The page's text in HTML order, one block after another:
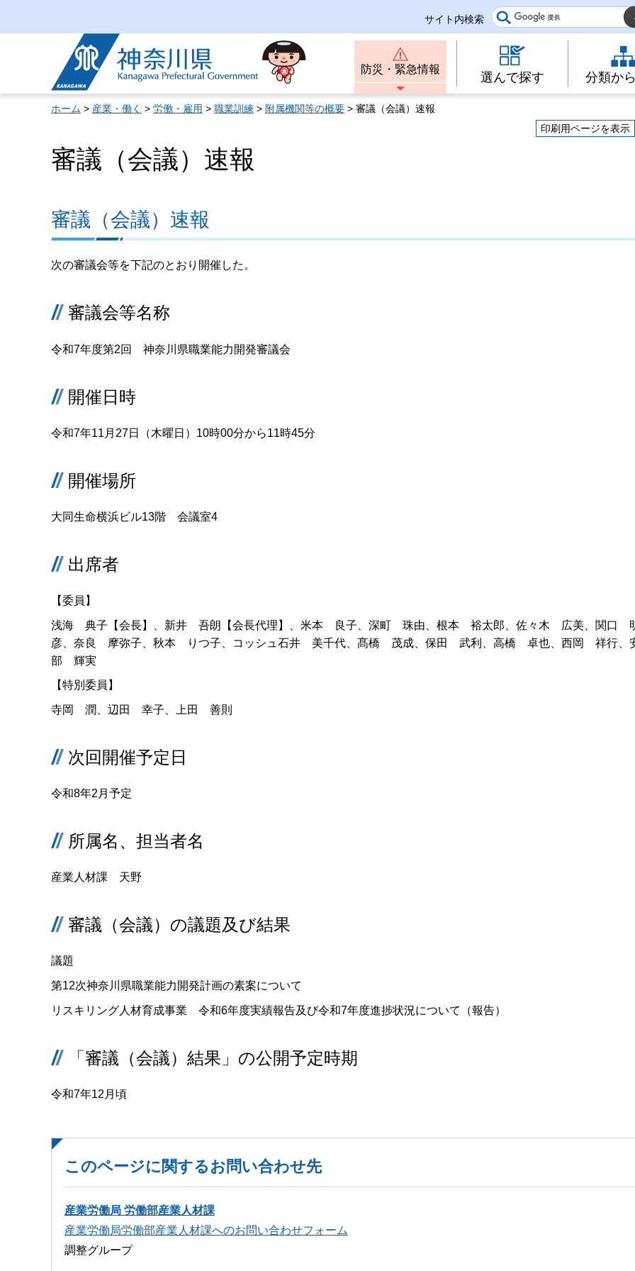
サイト内検索
神奈川県
防災・緊急情報
選んで探す 分類か
ホーム > 産業・働く > 労働・雇用 > 職業訓練 > 附属機関等の概要 > 審議（会議）速報
印刷用ページを表示
審議（会議）速報
審議（会議）速報
次の審議会等を下記のとおり開催した。
審議会等名称
令和7年度第2回 神奈川県職業能力開発審議会
開催日時
令和7年11月27日（木曜日）10時00分から11時45分
開催場所
大同生命横浜ビル13階 会議室4
出席者
【委員】
浅海 典子【会長】、新井 吾朗【会長代理】、米本 良子、深町 珠由、根本 裕太郎、佐々木 広美、関口
彦、奈良 摩弥子、秋本 りつ子、コッシュ石井 美千代、髙橋 茂成、保田 武利、高橋 卓也、西岡 祥行、
部 輝実
【特別委員】
寺岡 潤、辺田 幸子、上田 善則
次回開催予定日
令和8年2月予定
所属名、担当者名
産業人材課 天野
審議（会議）の議題及び結果
議題
第12次神奈川県職業能力開発計画の素案について
リスキリング人材育成事業 令和6年度実績報告及び令和7年度進捗状況について（報告）
「審議（会議）結果」の公開予定時期
令和7年12月頃
このページに関するお問い合わせ先
産業労働局 労働部産業人材課
産業労働局労働部産業人材課へのお問い合わせフォーム
調整グループ